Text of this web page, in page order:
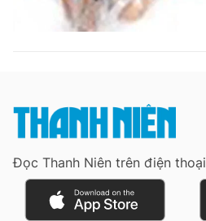
Đọc Thanh Niên trên điện thoại